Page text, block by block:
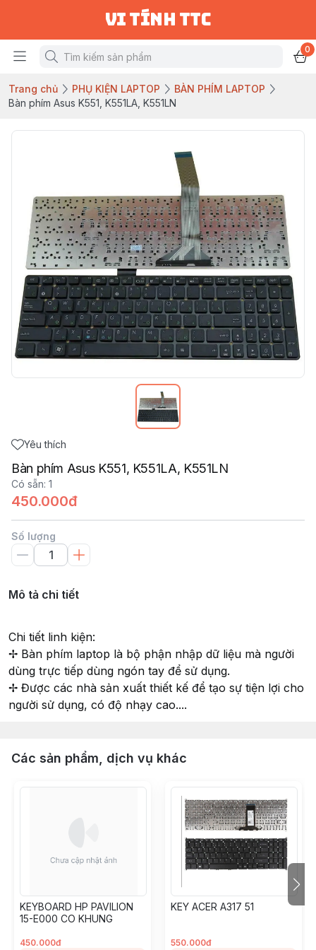
vi tính ttc
0
Trang chủ PHỤ KIỆN LAPTOP
BÀN PHÍM LAPTOP
Bàn phím Asus K551, K551LA, K551LN
Yêu thích
Bàn phím Asus K551, K551LA, K551LN
Có sẵn: 1
450.000đ
Số lượng
Mô tả chi tiết
Chi tiết linh kiện:
✢ Bàn phím laptop là bộ phận nhập dữ liệu mà người
dùng trực tiếp dùng ngón tay để sử dụng.
✢ Được các nhà sản xuất thiết kế để tạo sự tiện lợi cho
người sử dụng, có độ nhạy cao....
Các sản phẩm, dịch vụ khác
KEYBOARD HP PAVILION
15-E000 CO KHUNG
450.000đ
KEY ACER A317 51
550.000đ